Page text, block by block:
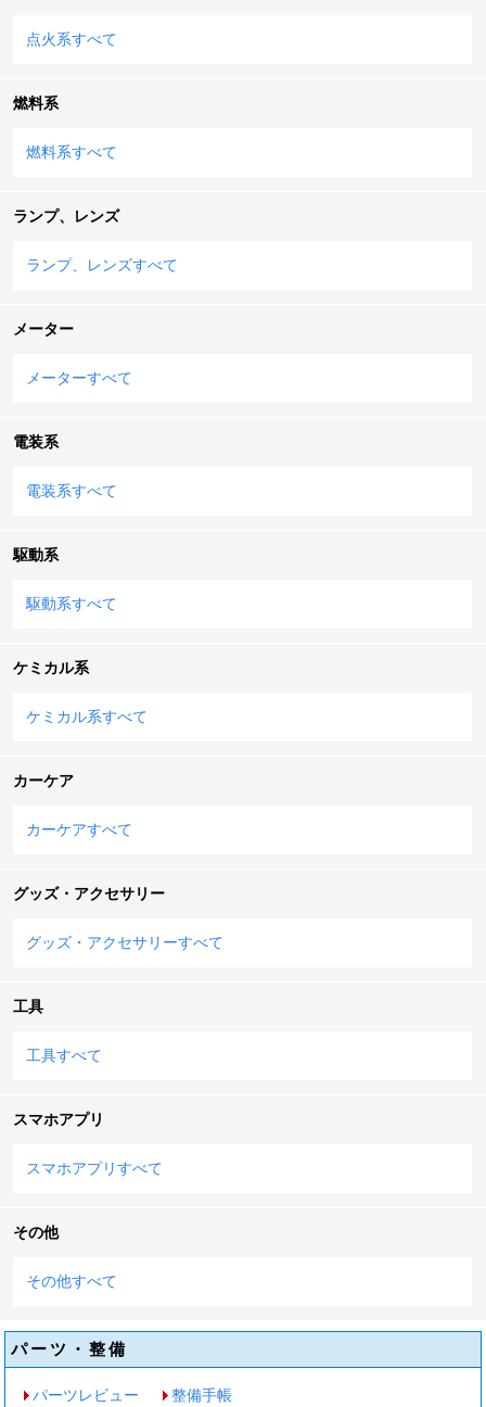
点火系すべて
燃料系
燃料系すべて
ランプ、レンズ
ランプ、レンズすべて
メーター
メーターすべて
電装系
電装系すべて
駆動系
駆動系すべて
ケミカル系
ケミカル系すべて
カーケア
カーケアすべて
グッズ・アクセサリー
グッズ・アクセサリーすべて
工具
工具すべて
スマホアプリ
スマホアプリすべて
その他
その他すべて
パーツ・整備
パーツレビュー 整備手帳